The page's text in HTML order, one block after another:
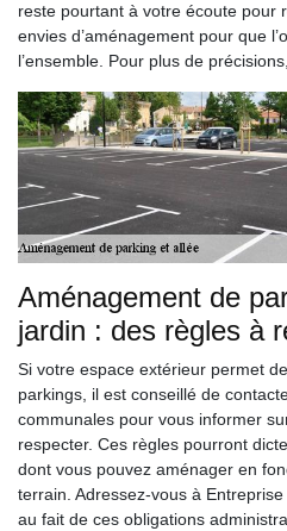
reste pourtant à votre écoute pour
envies d’aménagement pour que
l’ensemble. Pour plus de
Aménagement de
jardin : des règles à
Si votre espace extérieur permet
parkings, il est conseillé de
communales pour vous informer
respecter. Ces règles pourront
dont vous pouvez aménager en
terrain. Adressez-vous à
au fait de ces obligations